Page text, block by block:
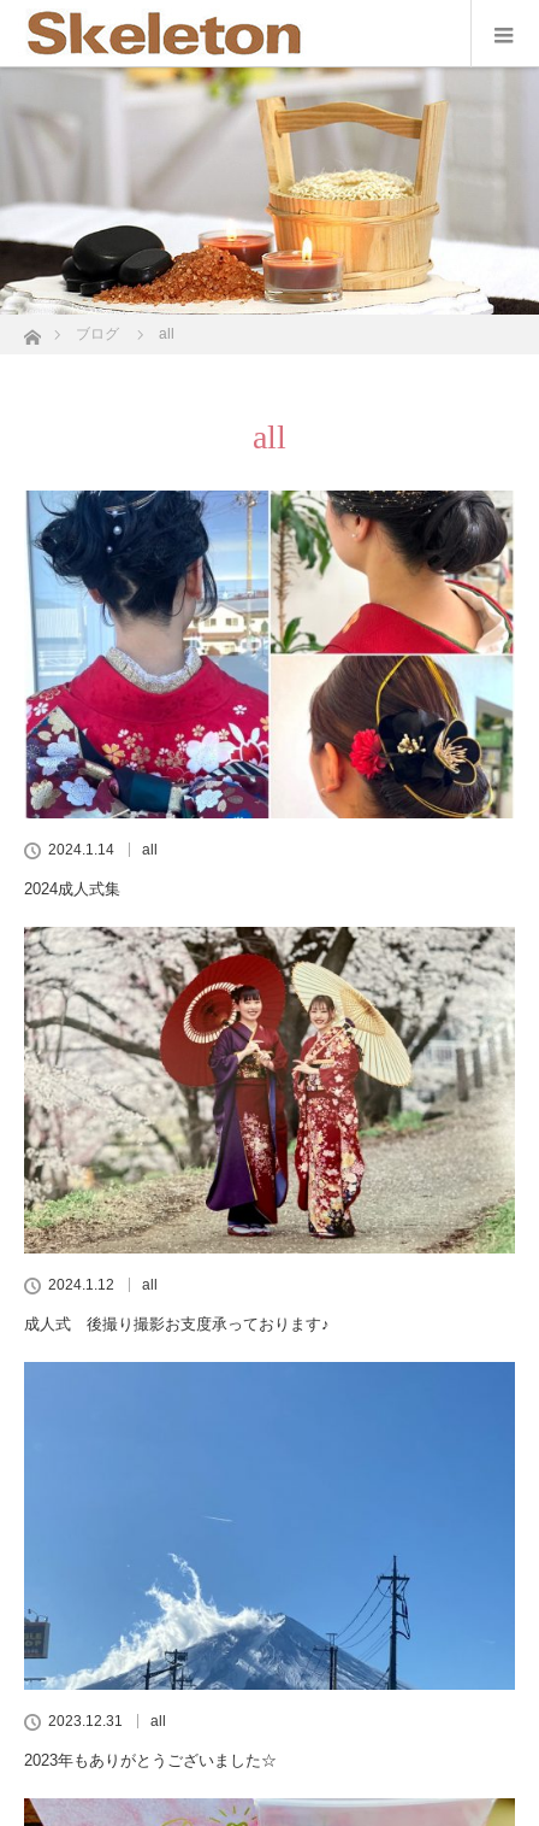
ホームブログ all
all
2024.1.14 all
2024成人式集
2024.1.12 all
成人式 後撮り撮影お支度承っております♪
2023.12.31 all
2023年もありがとうございました☆